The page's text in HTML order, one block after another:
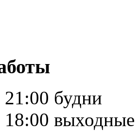
будни
18:00 выходные